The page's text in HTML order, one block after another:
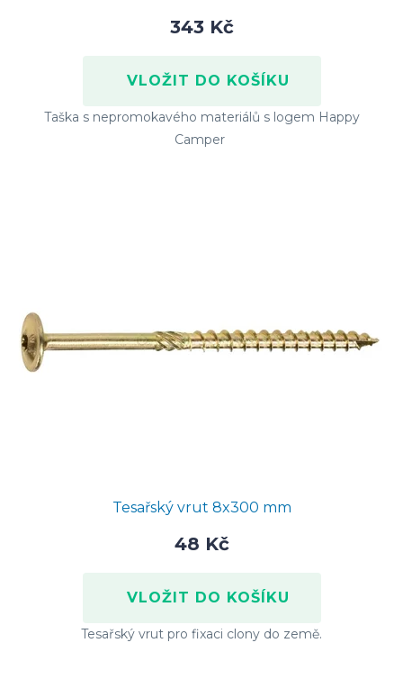
343 Kč
Taška s nepromokavého materiálů s logem Happy
Camper
Tesařský vrut 8x300 mm
48 Kč
Tesařský vrut pro fixaci clony do země.